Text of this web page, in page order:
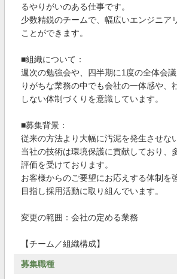
るやりがいのある仕事です。
少数精鋭のチームで、幅広いエンジニア
ことができます。
■組織について：
週次の勉強会や、四半期に1度の全体会
りがちな業務の中でも会社の一体感や、
しない体制づくりを意識しています。
■募集背景：
従来の方法より大幅に汚泥を発生させな
当社の技術は環境保護に貢献しており、
評価を受けております。
お客様からのご要望にお応えする体制を
目指し採用活動に取り組んでいます。
変更の範囲：会社の定める業務
【チーム／組織構成】
募集職種